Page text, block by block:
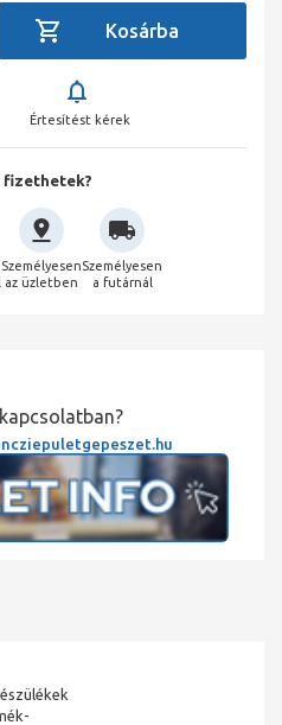
Értesítést kérek
fizethetek?
Személyesen
az üzletben
Személyesen
a futárnál